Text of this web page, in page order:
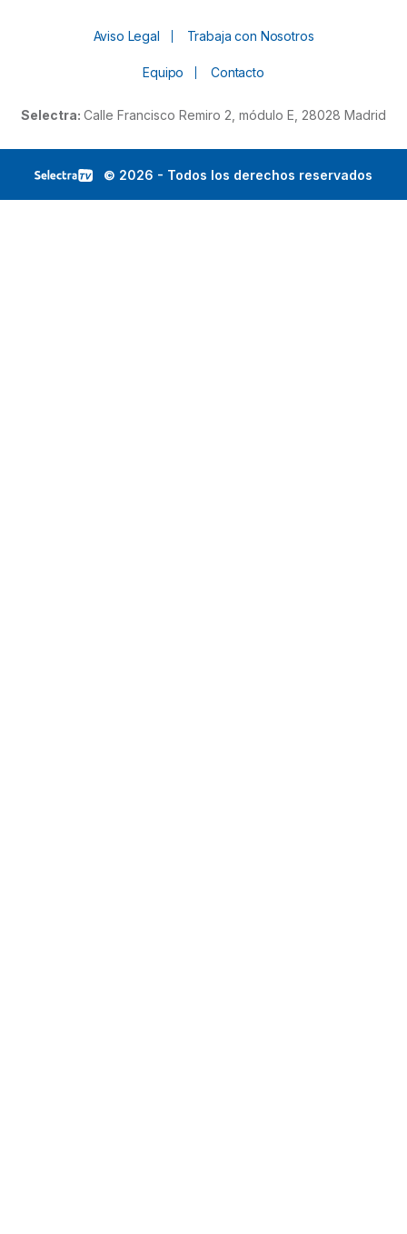
Aviso Legal Trabaja con Nosotros
Equipo Contacto
Selectra: Calle Francisco Remiro 2, módulo E, 28028 Madrid
© 2026 - Todos los derechos reservados